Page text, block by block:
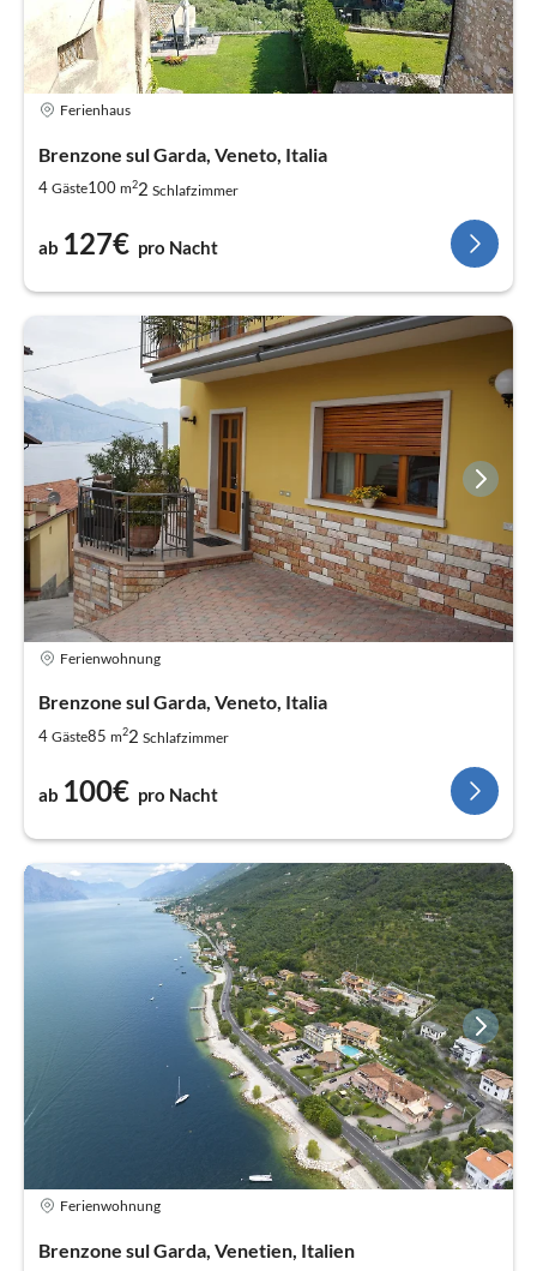
Ferienhaus
Brenzone sul Garda, Veneto, Italia
4 Gäste100 m22 Schlafzimmer
ab 127€ pro Nacht
Ferienwohnung
Brenzone sul Garda, Veneto, Italia
4 Gäste85 m22 Schlafzimmer
ab 100€ pro Nacht
Ferienwohnung
Brenzone sul Garda, Venetien, Italien